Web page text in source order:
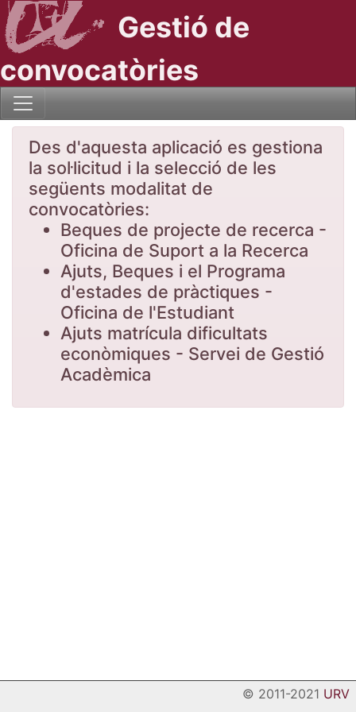
Gestió de
convocatòries
Des d'aquesta aplicació es gestiona
la sol·licitud i la selecció de les
següents modalitat de
convocatòries:
Beques de projecte de recerca -
Oficina de Suport a la Recerca
Ajuts, Beques i el Programa
d'estades de pràctiques -
Oficina de l'Estudiant
Ajuts matrícula dificultats
econòmiques - Servei de Gestió
Acadèmica
© 2011-2021 URV